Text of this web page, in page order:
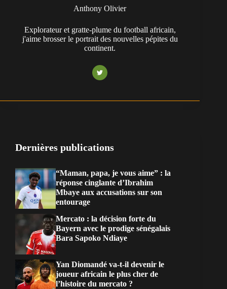
Anthony Olivier
Explorateur et gratte-plume du football africain,
j'aime brosser le portrait des nouvelles pépites du
continent.
Dernières publications
“Maman, papa, je vous aime” : la
réponse cinglante d’Ibrahim
Mbaye aux accusations sur son
entourage
Mercato : la décision forte du
Bayern avec le prodige sénégalais
Bara Sapoko Ndiaye
Yan Diomandé va-t-il devenir le
joueur africain le plus cher de
l’histoire du mercato ?